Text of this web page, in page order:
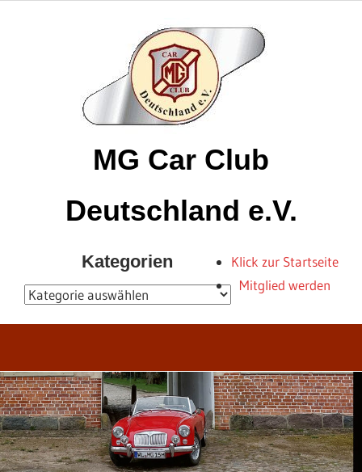
MG Car Club
Deutschland e.V.
Club
Kategorien
Kategorien
Klick zur Startseite
Mitglied werden